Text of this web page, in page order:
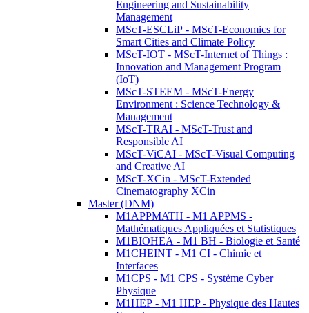
Engineering and Sustainability
Management
MScT-ESCLiP - MScT-Economics for
Smart Cities and Climate Policy
MScT-IOT - MScT-Internet of Things :
Innovation and Management Program
(IoT)
MScT-STEEM - MScT-Energy
Environment : Science Technology &
Management
MScT-TRAI - MScT-Trust and
Responsible AI
MScT-ViCAI - MScT-Visual Computing
and Creative AI
MScT-XCin - MScT-Extended
Cinematography XCin
Master (DNM)
M1APPMATH - M1 APPMS -
Mathématiques Appliquées et Statistiques
M1BIOHEA - M1 BH - Biologie et Santé
M1CHEINT - M1 CI - Chimie et
Interfaces
M1CPS - M1 CPS - Système Cyber
Physique
M1HEP - M1 HEP - Physique des Hautes